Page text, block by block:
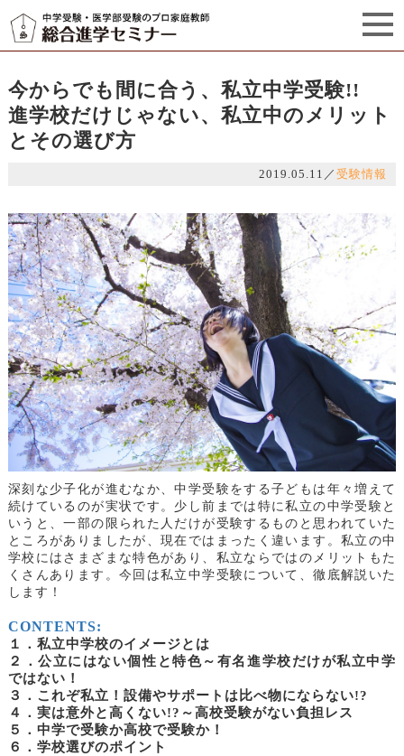
セミナーからのお知らせ（5）
今からでも間に合う、私立中学受験!!
進学校だけじゃない、私立中のメリット
とその選び方
2019.05.11 ／受験情報
深刻な少子化が進むなか、中学受験をする子どもは年々増えて
続けているのが実状です。少し前までは特に私立の中学受験と
いうと、一部の限られた人だけが受験するものと思われていた
ところがありましたが、現在ではまったく違います。私立の中
学校にはさまざまな特色があり、私立ならではのメリットもた
くさんあります。今回は私立中学受験について、徹底解説いた
します！
CONTENTS:
１．私立中学校のイメージとは
２．公立にはない個性と特色～有名進学校だけが私立中学
ではない！
３．これぞ私立！設備やサポートは比べ物にならない!?
４．実は意外と高くない!?～高校受験がない負担レス
５．中学で受験か高校で受験か！
６．学校選びのポイント